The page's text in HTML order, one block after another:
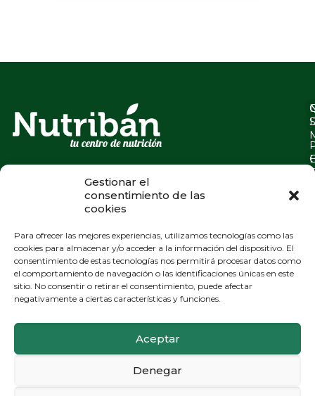
Gestionar el
consentimiento de las
cookies
Para ofrecer las mejores experiencias, utilizamos tecnologías como las
cookies para almacenar y/o acceder a la información del dispositivo. El
consentimiento de estas tecnologías nos permitirá procesar datos como
el comportamiento de navegación o las identificaciones únicas en este
sitio. No consentir o retirar el consentimiento, puede afectar
negativamente a ciertas características y funciones.
Aceptar
Denegar